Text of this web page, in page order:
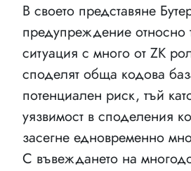
В своето представяне
предупреждение относно
ситуация с много от ZK
споделят обща кодова
потенциален риск, тъй
уязвимост в споделения
засегне едновременно
С въвеждането на